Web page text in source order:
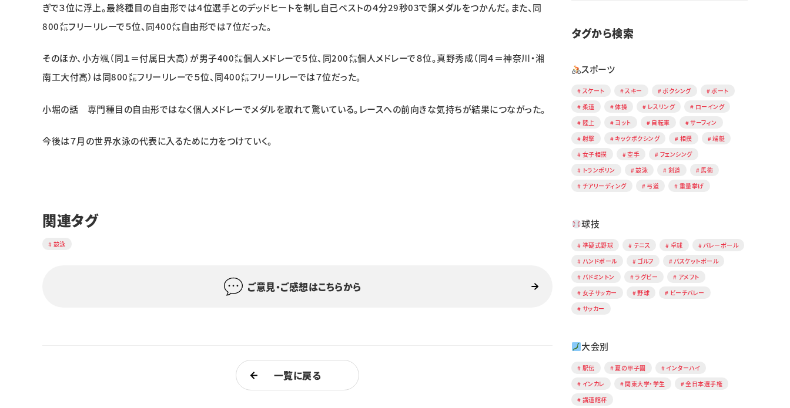
ぎで３位に浮上。最終種目の自由形では４位選手とのデッドヒートを制し自己ベストの４分29秒03で銅メダルをつかんだ。また、同
800㍍フリーリレーで５位、同400㍍自由形では７位だった。
そのほか、小方颯（同１＝付属日大高）が男子400㍍個人メドレーで５位、同200㍍個人メドレーで８位。真野秀成（同４＝神奈川・湘
南工大付高）は同800㍍フリーリレーで５位、同400㍍フリーリレーでは７位だった。
小堀の話 専門種目の自由形ではなく個人メドレーでメダルを取れて驚いている。レースへの前向きな気持ちが結果につながった。
今後は７月の世界水泳の代表に入るために力をつけていく。
関連タグ
競泳
ご意見・ご感想はこちらから
一覧に戻る
タグから検索
スポーツ
スケート スキー ボクシング
ボート
柔道
体操 レスリング
ローイング
陸上
ヨット 自転車
サーフィン
射撃
キックボクシング 相撲
端艇
女子相撲
空手
フェンシング
トランポリン
競泳 剣道
馬術
チアリーディング
弓道 重量挙げ
球技
準硬式野球 テニス 卓球
バレーボール
ハンドボール
ゴルフ
バスケットボール
バドミントン
ラグビー
アメフト
女子サッカー
野球
ビーチバレー
サッカー
大会別
駅伝 夏の甲子園
インターハイ
インカレ
関東大学・学生
全日本選手権
講道館杯